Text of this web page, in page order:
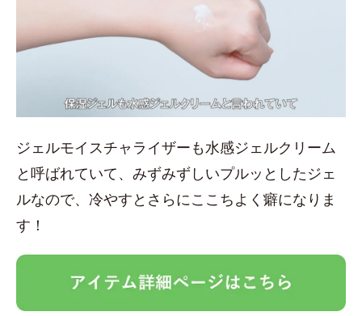
ジェルモイスチャライザーも水感ジェルクリーム
と呼ばれていて、みずみずしいプルッとしたジェ
ルなので、冷やすとさらにここちよく癖になりま
す！